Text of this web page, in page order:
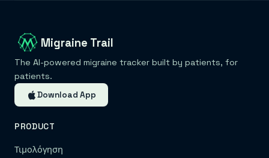
Migraine Trail
The AI-powered migraine tracker built by patients, for
patients.
Download App
PRODUCT
Τιμολόγηση